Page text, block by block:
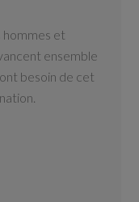
hommes et
ensemble
besoin de cet